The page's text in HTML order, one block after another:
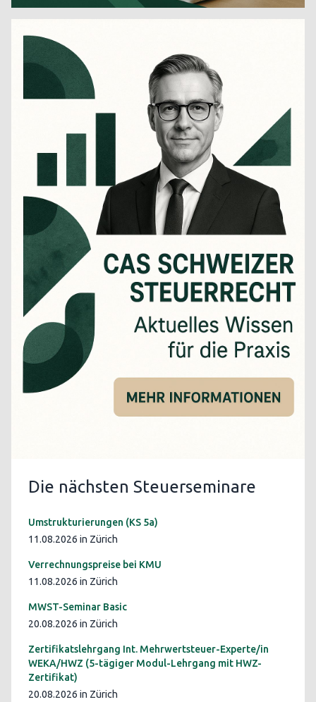
Die nächsten Steuerseminare
Umstrukturierungen (KS 5a)
11.08.2026 in Zürich
Verrechnungspreise bei KMU
11.08.2026 in Zürich
MWST-Seminar Basic
20.08.2026 in Zürich
Zertifikatslehrgang Int. Mehrwertsteuer-Experte/in
WEKA/HWZ (5-tägiger Modul-Lehrgang mit HWZ-
Zertifikat)
20.08.2026 in Zürich